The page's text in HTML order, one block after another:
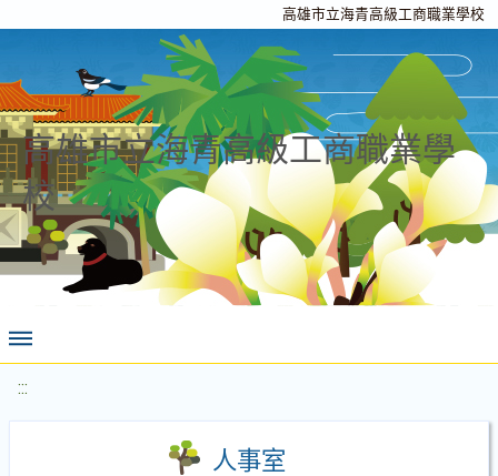
高雄市立海青高級工商職業學校
高雄市立海青高級工商職業學
校
:::
人事室